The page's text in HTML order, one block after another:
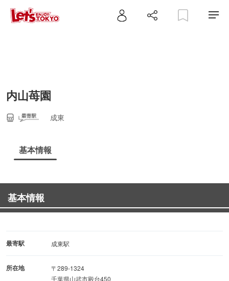
内山苺園
成東
基本情報
基本情報
最寄駅 成東駅
所在地
〒289-1324
千葉県山武市殿台450